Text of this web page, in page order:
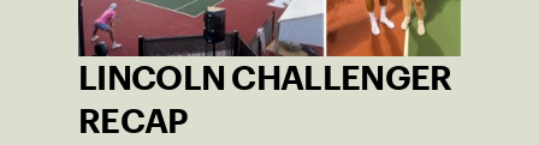
LINCOLN CHALLENGER
RECAP